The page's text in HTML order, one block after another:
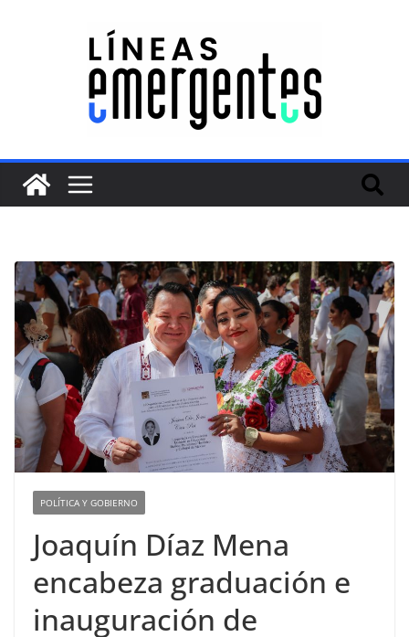
POLÍTICA Y GOBIERNO
Joaquín Díaz Mena
encabeza graduación e
inauguración de